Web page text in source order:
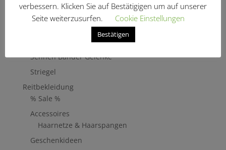
Pferdewäsche
Putzzeug & Zubehör
Bürsten & Kardätschen
Sehnen Bänder Gelenke
Striegel
Reitbekleidung
% Sale %
Accessoires
Haarnetze & Haarspangen
Geschenkideen
verbessern. Klicken Sie auf Bestätigigen um auf unserer
Seite weiterzusurfen.
Cookie Einstellungen
Bestätigen